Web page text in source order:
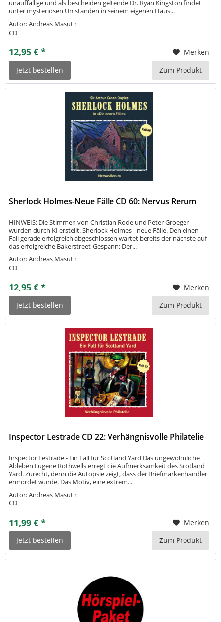
unauffällige und als bescheiden geltende Dr. Ryan Kingston findet
unter mysteriösen Umständen in seinem eigenen Haus...
Autor: Andreas Masuth
CD
12,95 € *
Merken
Jetzt bestellen
Zum Produkt
Sherlock Holmes-Neue Fälle CD 60: Nervus Rerum
HINWEIS: Die Stimmen von Christian Rode und Peter Groeger
wurden durch KI erstellt. Sherlock Holmes - neue Fälle. Den einen
Fall gerade erfolgreich abgeschlossen wartet bereits der nächste auf
das erfolgreiche Bakerstreet-Gespann: Der...
Autor: Andreas Masuth
CD
12,95 € *
Merken
Jetzt bestellen
Zum Produkt
Inspector Lestrade CD 22: Verhängnisvolle Philatelie
Inspector Lestrade - Ein Fall für Scotland Yard Das ungewöhnliche
Ableben Eugene Rothwells erregt die Aufmerksamkeit des Scotland
Yard. Zurecht, denn die Autopsie zeigt, dass der Briefmarkenhändler
ermordet wurde. Das Motiv, eine extrem...
Autor: Andreas Masuth
CD
11,99 € *
Merken
Jetzt bestellen
Zum Produkt